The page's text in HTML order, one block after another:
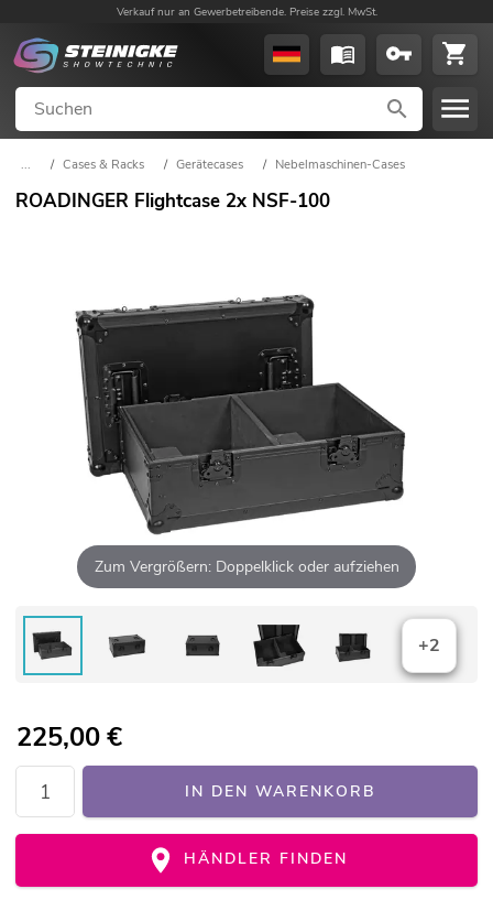
Verkauf nur an Gewerbetreibende. Preise zzgl. MwSt.
... / Cases & Racks / Gerätecases / Nebelmaschinen-Cases
ROADINGER Flightcase 2x NSF-100
Zum Vergrößern: Doppelklick oder aufziehen
+2
225,00€
IN DEN WARENKORB
HÄNDLER FINDEN